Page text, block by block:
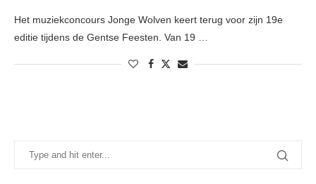
Het muziekconcours Jonge Wolven keert terug voor zijn 19e
editie tijdens de Gentse Feesten. Van 19 …